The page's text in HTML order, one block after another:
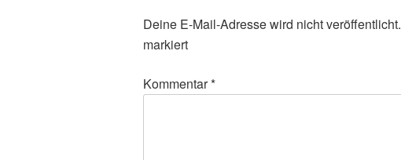
Deine E-Mail-Adresse wird nicht veröffentlicht.
markiert
Kommentar*